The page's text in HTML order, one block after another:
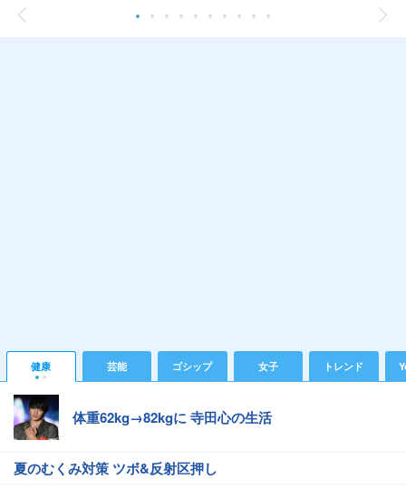
健康 芸能 ゴシップ 女子 トレンド
体重62kg→82kgに 寺田心の生活
夏のむくみ対策 ツボ&反射区押し